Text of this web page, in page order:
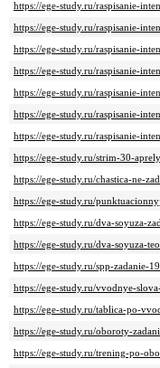
https://ege-study.ru/raspisanie-
https://ege-study.ru/raspisanie-
https://ege-study.ru/raspisanie-
https://ege-study.ru/raspisanie-
https://ege-study.ru/raspisanie-
https://ege-study.ru/raspisanie-
https://ege-study.ru/raspisanie-
https://ege-study.ru/strim-30-
https://ege-study.ru/chastica-ne-
https://ege-study.ru/
https://ege-study.ru/dva-soyuza-
https://ege-study.ru/dva-soyuza-
https://ege-study.ru/spp-zadanie-
https://ege-study.ru/vvodnye-
https://ege-study.ru/tablica-po-
https://ege-study.ru/oboroty-
https://ege-study.ru/trening-po-